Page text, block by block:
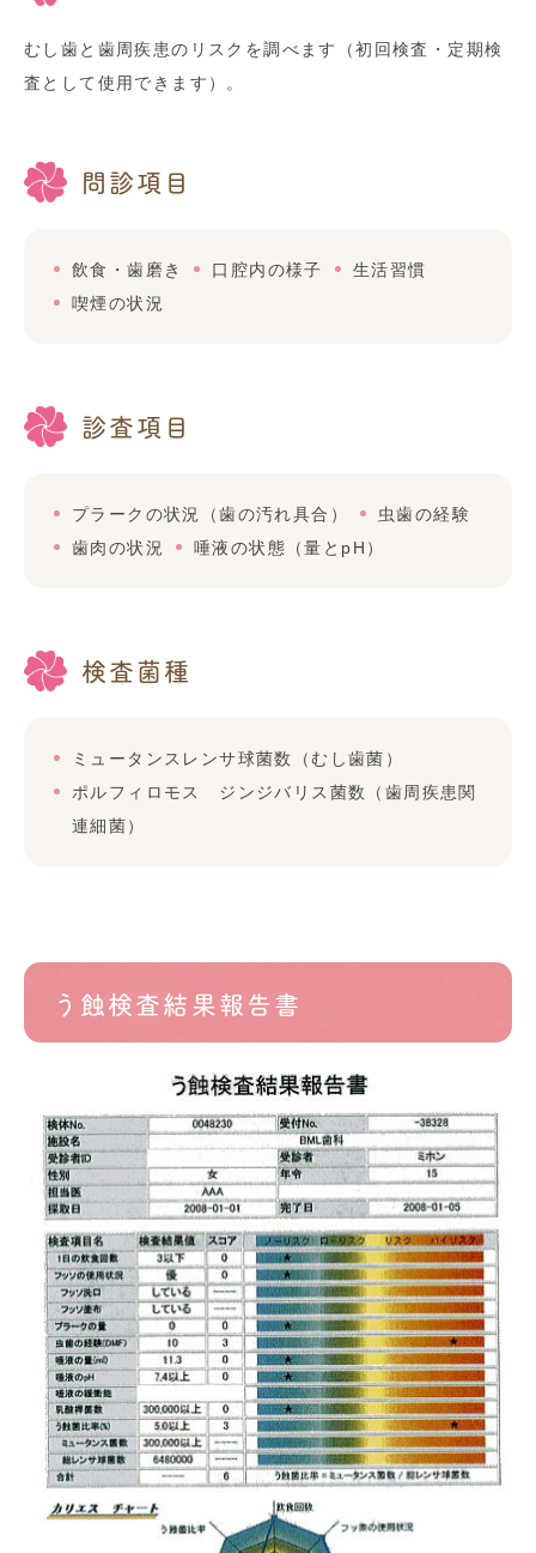
むし歯と歯周疾患のリスクを調べます（初回検査・定期検
査として使用できます）。
問診項目
飲食・歯磨き 口腔内の様子
生活習慣
喫煙の状況
診査項目
プラークの状況（歯の汚れ具合）
虫歯の経験
歯肉の状況
唾液の状態（量とpH）
検査菌種
ミュータンスレンサ球菌数（むし歯菌）
ポルフィロモス ジンジバリス菌数（歯周疾患関
連細菌）
う蝕検査結果報告書